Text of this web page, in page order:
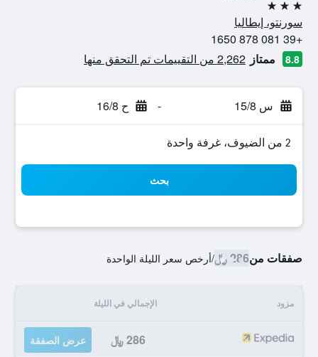
3 نجوم
سورنتو، إيطاليا
+39 081 878 1650
8.8 ممتاز 2,262 من التقييمات تم التحقق منها
س 15/8 - ح 16/8
2 من الضيوف، غرفة واحدة
بحث
صفقات من286 ﷼ /أرخص سعر الليلة الواحدة
مزود الإجمالي في الليلة
286 ﷼ عرض الصفقة